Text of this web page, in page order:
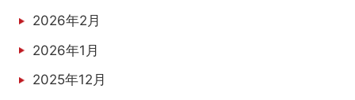
2026年2月
2026年1月
2025年12月